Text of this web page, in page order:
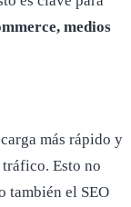
medios
más rápido y
Esto no
también el SEO